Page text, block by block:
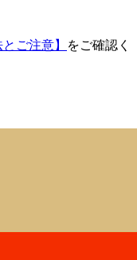
ご注意】
をご確認く